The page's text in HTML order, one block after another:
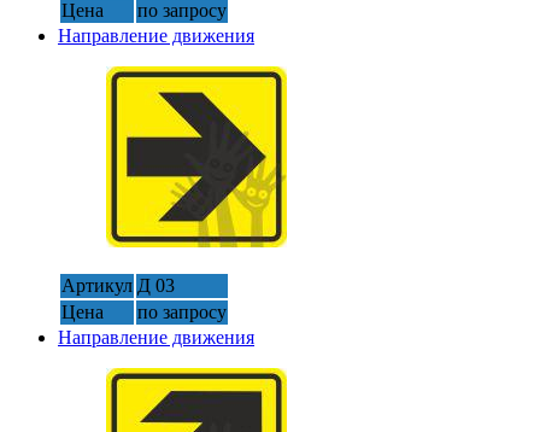
Цена
по запросу
Направление движения
Артикул Д 03
Цена
по запросу
Направление движения